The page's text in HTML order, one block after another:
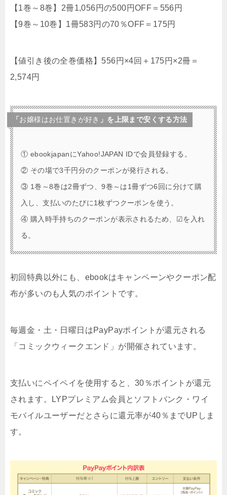
【1巻～8巻】2冊1,056円の500円OFF＝556円
【9巻～10巻】1冊583円の70％OFF＝175円
【値引き後の全巻価格】556円×4回＋175円×2冊＝
2,574円
「 お嬢様はお仕置きが好き 」を上限まで安くする方法
① ebookjapanにYahoo!JAPAN IDで会員登録する。
② その場で3千円分のクーポンが発行される。
③ 1巻～8巻は2冊ずつ、9巻～は1冊ずつ6回に分けて購
入し、支払いのたびに1枚ずつクーポンを使う。
④ 購入時手持ちのクーポンが表示されるため、☑を入れ
る。
初回特典以外にも、ebookはキャンペーンやクーポン配
布が多いのも人気のポイントです。
毎週金・土・日曜日はPayPayポイントが還元される
「コミックウィークエンド」が開催されています。
支払いにペイペイを使用すると、30％ポイントが還元
されます。LYPプレミアム会員とソフトバンク・ワイ
モバイルユーザーだとさらに還元率が40％までUPしま
す。